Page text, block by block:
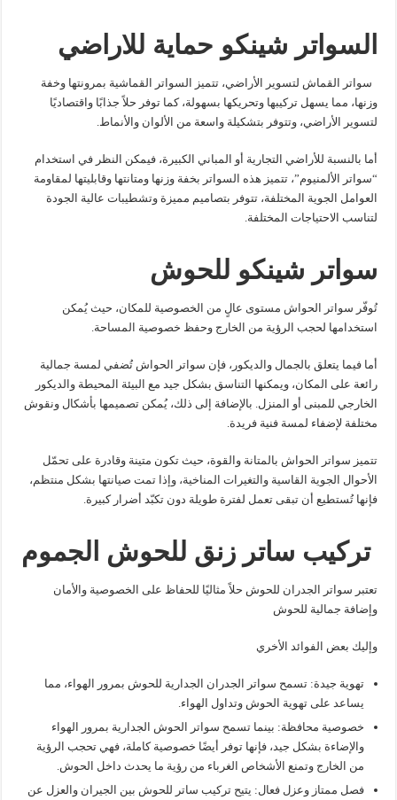
السواتر شينكو حماية للاراضي
سواتر القماش لتسوير الأراضي، تتميز السواتر القماشية بمرونتها وخفة
وزنها، مما يسهل تركيبها وتحريكها بسهولة، كما توفر حلاً جذابًا واقتصاديًا
لتسوير الأراضي، وتتوفر بتشكيلة واسعة من الألوان والأنماط.
أما بالنسبة للأراضي التجارية أو المباني الكبيرة، فيمكن النظر في استخدام
“سواتر الألمنيوم”، تتميز هذه السواتر بخفة وزنها ومتانتها وقابليتها لمقاومة
العوامل الجوية المختلفة، تتوفر بتصاميم مميزة وتشطيبات عالية الجودة
لتناسب الاحتياجات المختلفة.
سواتر شينكو للحوش
تُوفّر سواتر الحواش مستوى عالٍ من الخصوصية للمكان، حيث يُمكن
استخدامها لحجب الرؤية من الخارج وحفظ خصوصية المساحة.
أما فيما يتعلق بالجمال والديكور، فإن سواتر الحواش تُضفي لمسة جمالية
رائعة على المكان، ويمكنها التناسق بشكل جيد مع البيئة المحيطة والديكور
الخارجي للمبنى أو المنزل. بالإضافة إلى ذلك، يُمكن تصميمها بأشكال ونقوش
مختلفة لإضفاء لمسة فنية فريدة.
تتميز سواتر الحواش بالمتانة والقوة، حيث تكون متينة وقادرة على تحمّل
الأحوال الجوية القاسية والتغيرات المناخية، وإذا تمت صيانتها بشكل منتظم،
فإنها تُستطيع أن تبقى تعمل لفترة طويلة دون تكبّد أضرار كبيرة.
تركيب ساتر زنق للحوش الجموم
تعتبر سواتر الجدران للحوش حلاً مثاليًا للحفاظ على الخصوصية والأمان
وإضافة جمالية للحوش
وإليك بعض الفوائد الأخري
تهوية جيدة: تسمح سواتر الجدران الجدارية للحوش بمرور الهواء، مما
يساعد على تهوية الحوش وتداول الهواء.
خصوصية محافظة: بينما تسمح سواتر الحوش الجدارية بمرور الهواء
والإضاءة بشكل جيد، فإنها توفر أيضًا خصوصية كاملة، فهي تحجب الرؤية
من الخارج وتمنع الأشخاص الغرباء من رؤية ما يحدث داخل الحوش.
فصل ممتاز وعزل فعال: يتيح تركيب ساتر للحوش بين الجيران والعزل عن